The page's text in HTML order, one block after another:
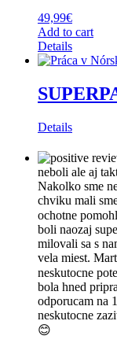
49,99€
Add to cart
Details
Details
neboli ale aj
Nakolko sme
chviku mali
ochotne
boli naozaj
milovali sa s
vela miest.
neskutocne
bola hned
odporucam na
neskutocne
😊